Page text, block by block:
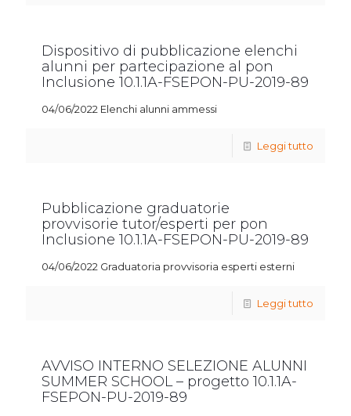
Dispositivo di pubblicazione elenchi
alunni per partecipazione al pon
Inclusione 10.1.1A-FSEPON-PU-2019-89
04/06/2022 Elenchi alunni ammessi
Leggi tutto
Pubblicazione graduatorie
provvisorie tutor/esperti per pon
Inclusione 10.1.1A-FSEPON-PU-2019-89
04/06/2022 Graduatoria provvisoria esperti esterni
Leggi tutto
AVVISO INTERNO SELEZIONE ALUNNI
SUMMER SCHOOL – progetto 10.1.1A-
FSEPON-PU-2019-89